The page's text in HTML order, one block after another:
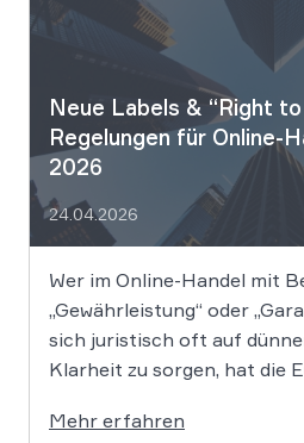
Neue Labels & “Right to
Regelungen für Online-
2026
24.04.2026
Wer im Online-Handel mit
„Gewährleistung“ oder
sich juristisch oft auf
Klarheit zu sorgen, hat die
eingeführt. Wir erklären
Mehr erfahren